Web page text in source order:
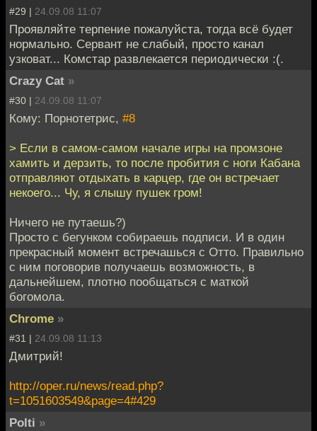
#29 | 24.09.08 11:07
Проявляйте терпение пожалуйста, тогда всё будет
нормально. Сервант не слабый, просто канал
узковат... Комстар развлекается периодически :(.
Crazy Cat »
#30 | 24.09.08 11:07
Кому: Порнотетрис, #8
> Если в самом-самом начале игры на промзоне
хамить и дерзить, то после пробития с ноги Кабана
отправляют отдыхать в карцер, где он встречает
некоего... Чу, я слышу пушек гром!
Ничего не путаешь?)
Просто с бегунком собираешь подписи. И в один
прекрасный момент встречашься с Отто. Правильно
с ним поговорив получаешь возможность, в
дальнейшем, плотно пообщаться с маткой
богомола.
Chrome »
#31 | 24.09.08 11:13
Дмитрий!
http://oper.ru/news/read.php?
t=1051603549&page=4#429
Polti »